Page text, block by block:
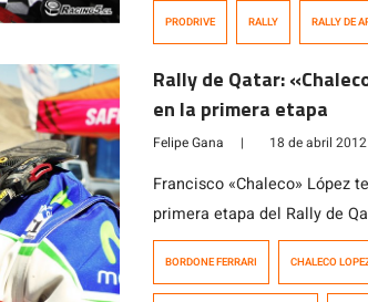
actual piloto del […]
PRODRIVE RALLY RALLY DE
Rally de Qatar:
en la primera etapa
Felipe Gana | 18 de abril 2012
Francisco «Chaleco» López
primera etapa del Rally de
Rally). López también había
BORDONE FERRARI CHALECO